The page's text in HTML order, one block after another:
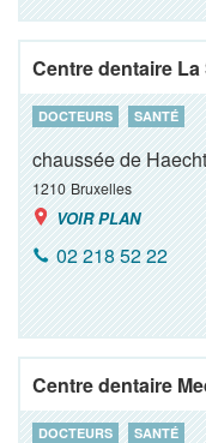
Centre dentaire La
DOCTEURS SANTÉ
chaussée de
1210 Bruxelles
VOIR PLAN
02 218 52 22
Centre dentaire
DOCTEURS SANTÉ